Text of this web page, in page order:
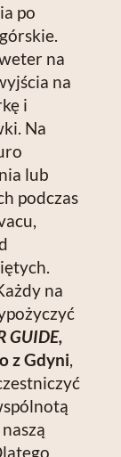
po
na
na
i
Na
lub
podczas
na
GUIDE,
zGdyni,